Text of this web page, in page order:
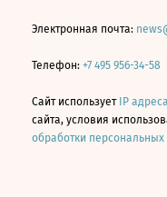
Электронная почта:
Телефон: +7 495 956-34-58
Сайт использует IP
сайта, условия
обработки